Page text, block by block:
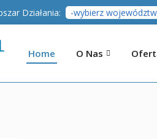
Działania:
Home O Nas